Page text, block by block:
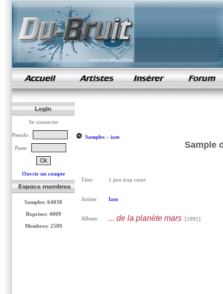
samples de rap
Se connecter
Pseudo :
Passe :
Ouvrir un compte
Samples: 64838
Reprises: 4009
Membres: 2589
Samples» iam
Sample
Titre: 1 peu trop court
Artiste: Iam
Album: ... de la planète mars[1991]